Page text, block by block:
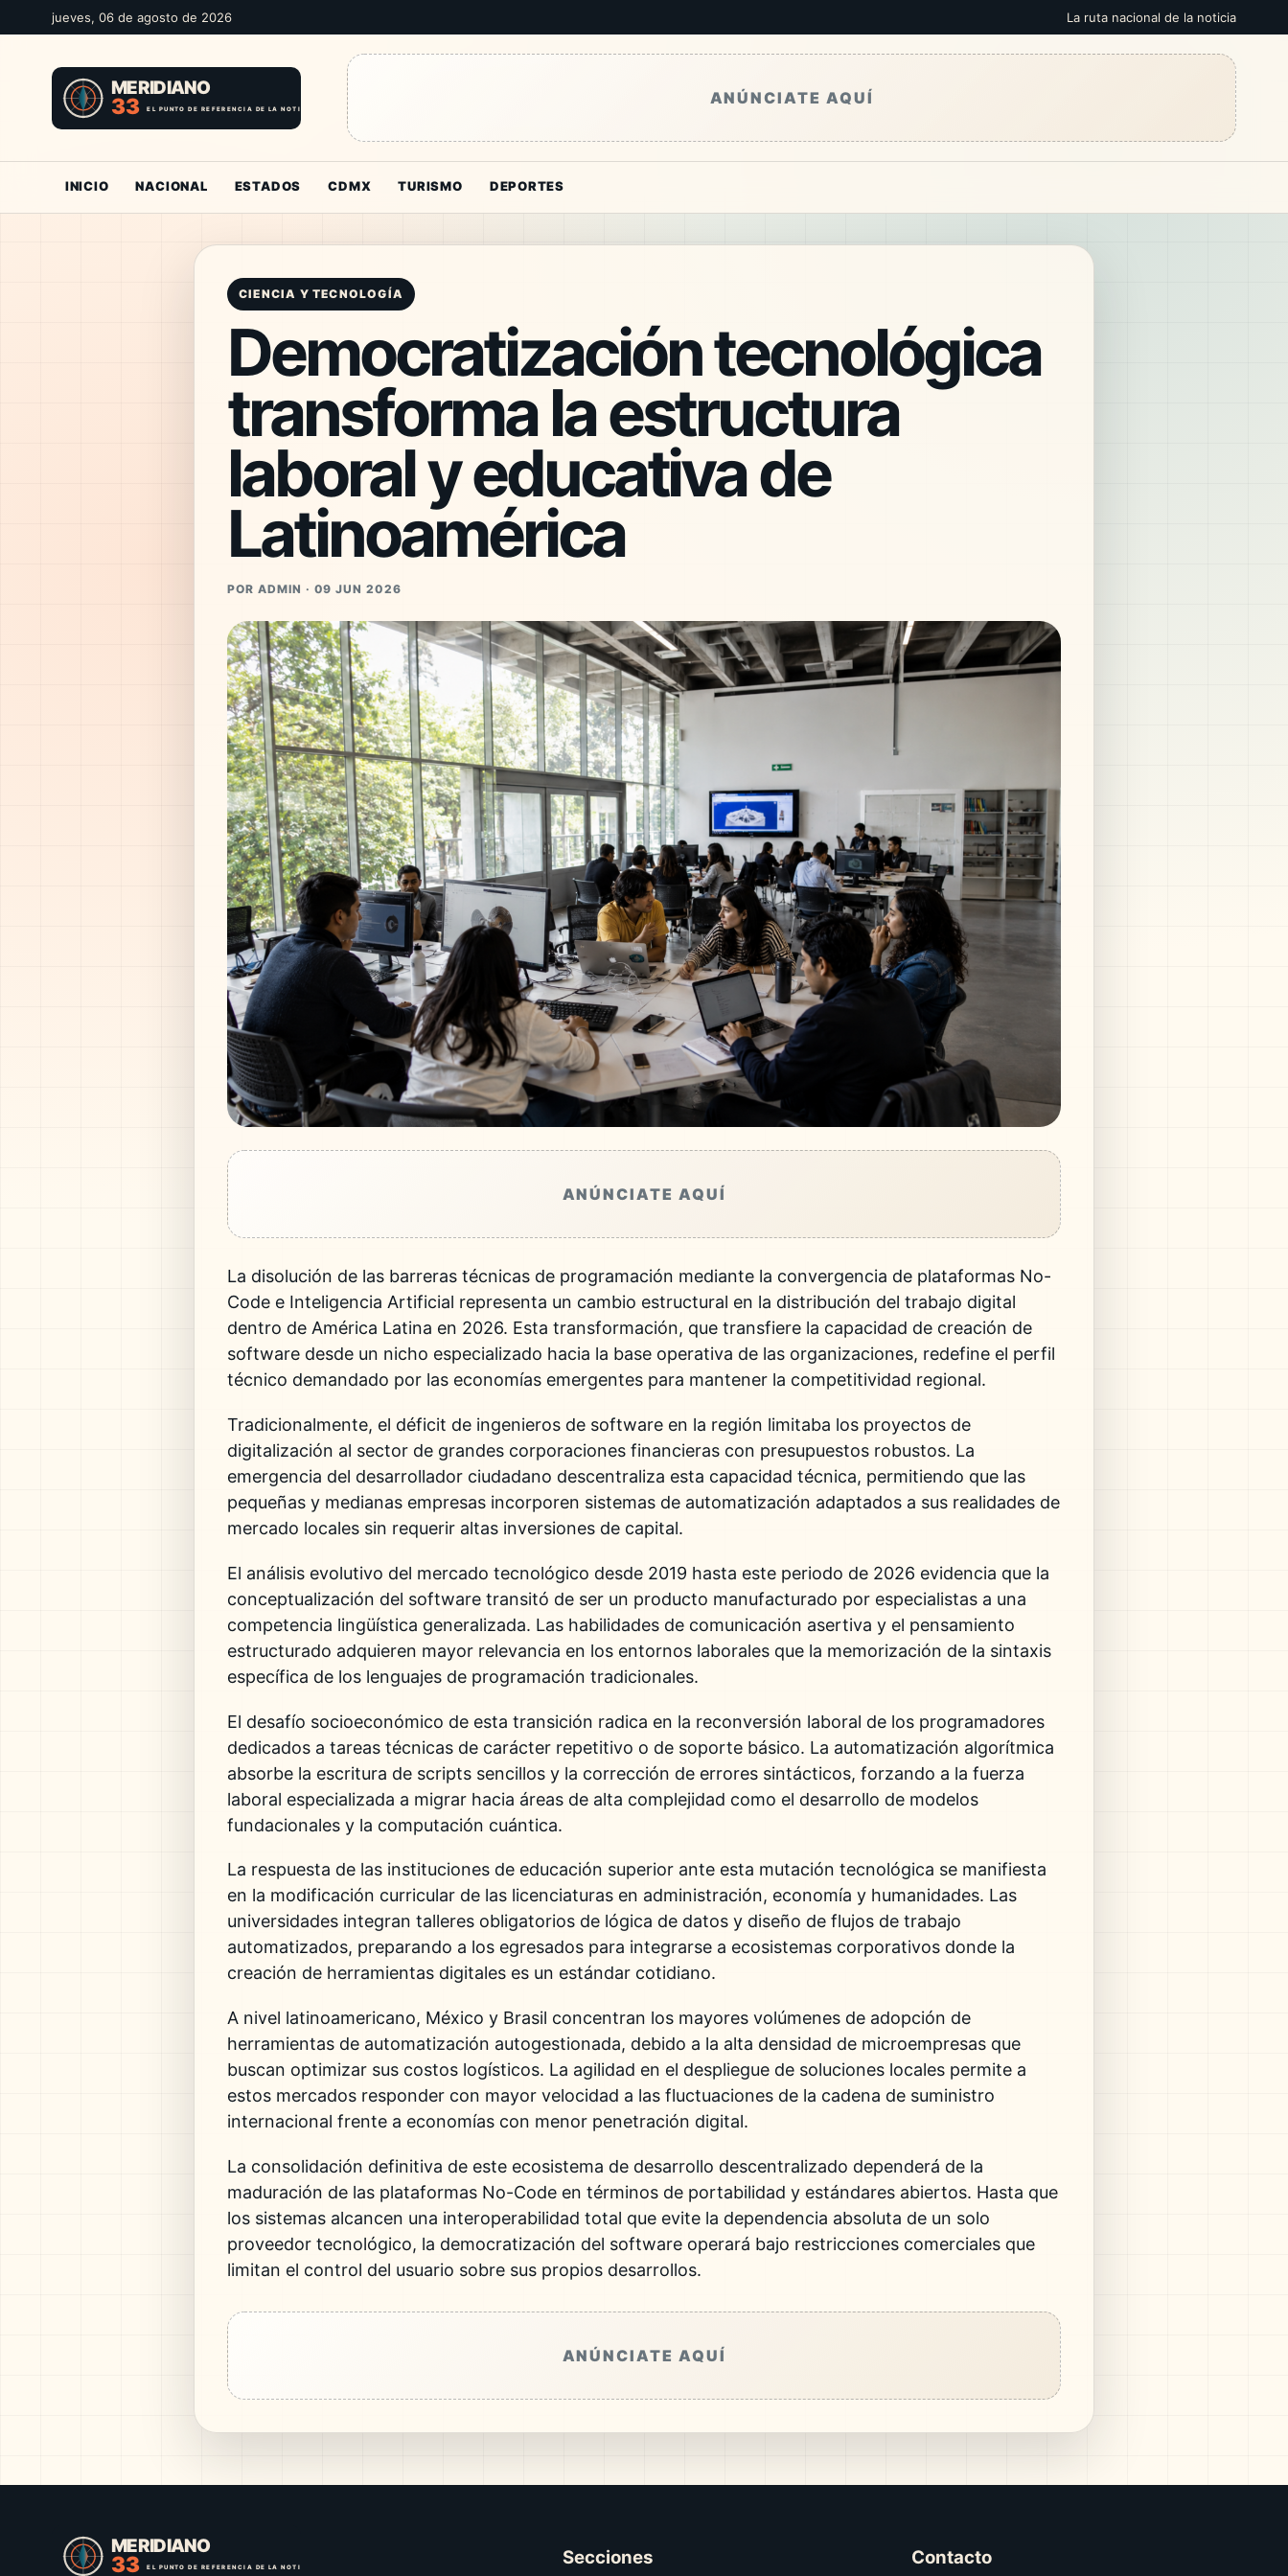
jueves, 06 de agosto de 2026 La ruta nacional de la noticia
ANÚNCIATE AQUÍ
INICIO NACIONAL ESTADOS CDMX TURISMO DEPORTES
CIENCIA Y TECNOLOGÍA
Democratización tecnológica
transforma la estructura
laboral y educativa de
Latinoamérica
POR ADMIN · 09 JUN 2026
ANÚNCIATE AQUÍ
La disolución de las barreras técnicas de programación mediante la convergencia de plataformas No-
Code e Inteligencia Artificial representa un cambio estructural en la distribución del trabajo digital
dentro de América Latina en 2026. Esta transformación, que transfiere la capacidad de creación de
software desde un nicho especializado hacia la base operativa de las organizaciones, redefine el perfil
técnico demandado por las economías emergentes para mantener la competitividad regional.
Tradicionalmente, el déficit de ingenieros de software en la región limitaba los proyectos de
digitalización al sector de grandes corporaciones financieras con presupuestos robustos. La
emergencia del desarrollador ciudadano descentraliza esta capacidad técnica, permitiendo que las
pequeñas y medianas empresas incorporen sistemas de automatización adaptados a sus realidades de
mercado locales sin requerir altas inversiones de capital.
El análisis evolutivo del mercado tecnológico desde 2019 hasta este periodo de 2026 evidencia que la
conceptualización del software transitó de ser un producto manufacturado por especialistas a una
competencia lingüística generalizada. Las habilidades de comunicación asertiva y el pensamiento
estructurado adquieren mayor relevancia en los entornos laborales que la memorización de la sintaxis
específica de los lenguajes de programación tradicionales.
El desafío socioeconómico de esta transición radica en la reconversión laboral de los programadores
dedicados a tareas técnicas de carácter repetitivo o de soporte básico. La automatización algorítmica
absorbe la escritura de scripts sencillos y la corrección de errores sintácticos, forzando a la fuerza
laboral especializada a migrar hacia áreas de alta complejidad como el desarrollo de modelos
fundacionales y la computación cuántica.
La respuesta de las instituciones de educación superior ante esta mutación tecnológica se manifiesta
en la modificación curricular de las licenciaturas en administración, economía y humanidades. Las
universidades integran talleres obligatorios de lógica de datos y diseño de flujos de trabajo
automatizados, preparando a los egresados para integrarse a ecosistemas corporativos donde la
creación de herramientas digitales es un estándar cotidiano.
A nivel latinoamericano, México y Brasil concentran los mayores volúmenes de adopción de
herramientas de automatización autogestionada, debido a la alta densidad de microempresas que
buscan optimizar sus costos logísticos. La agilidad en el despliegue de soluciones locales permite a
estos mercados responder con mayor velocidad a las fluctuaciones de la cadena de suministro
internacional frente a economías con menor penetración digital.
La consolidación definitiva de este ecosistema de desarrollo descentralizado dependerá de la
maduración de las plataformas No-Code en términos de portabilidad y estándares abiertos. Hasta que
los sistemas alcancen una interoperabilidad total que evite la dependencia absoluta de un solo
proveedor tecnológico, la democratización del software operará bajo restricciones comerciales que
limitan el control del usuario sobre sus propios desarrollos.
ANÚNCIATE AQUÍ
Secciones Contacto